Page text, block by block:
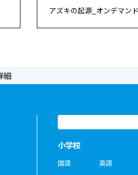
アズキの起源_オンデマン
細
小学校
国語
英語